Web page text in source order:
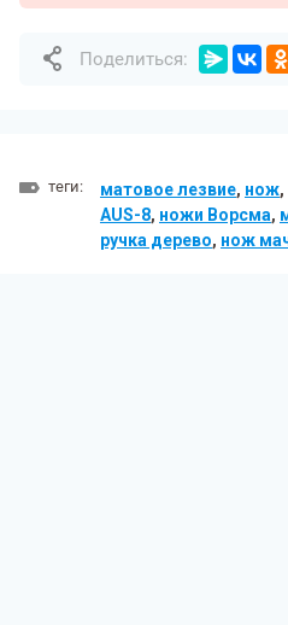
Поделиться:
теги: матовое лезвие, нож,
AUS-8, ножи Ворсма,
ручка дерево, нож